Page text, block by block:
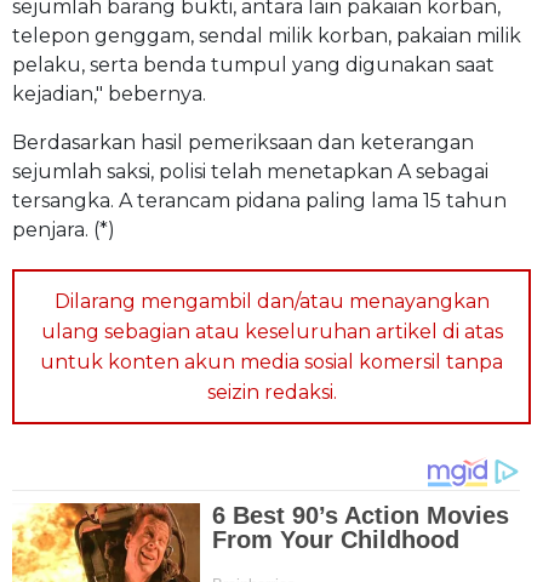
sejumlah barang bukti, antara lain pakaian korban,
telepon genggam, sendal milik korban, pakaian milik
pelaku, serta benda tumpul yang digunakan saat
kejadian," bebernya.
Berdasarkan hasil pemeriksaan dan keterangan
sejumlah saksi, polisi telah menetapkan A sebagai
tersangka. A terancam pidana paling lama 15 tahun
penjara. (*)
Dilarang mengambil dan/atau menayangkan
ulang sebagian atau keseluruhan artikel di atas
untuk konten akun media sosial komersil tanpa
seizin redaksi.